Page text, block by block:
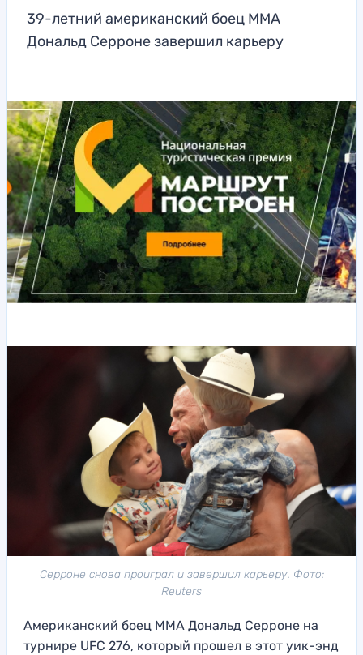
39-летний американский боец ММА
Дональд Серроне завершил карьеру
Серроне снова проиграл и завершил карьеру. Фото:
Reuters
Американский боец ММА Дональд Серроне на
турнире UFC 276, который прошел в этот уик-энд